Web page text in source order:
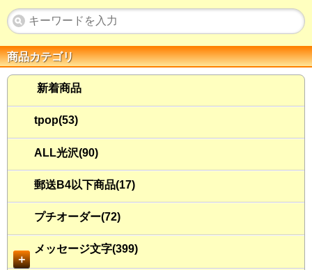
商品カテゴリ
新着商品
tpop(53)
ALL光沢(90)
郵送B4以下商品(17)
プチオーダー(72)
＋
メッセージ文字(399)